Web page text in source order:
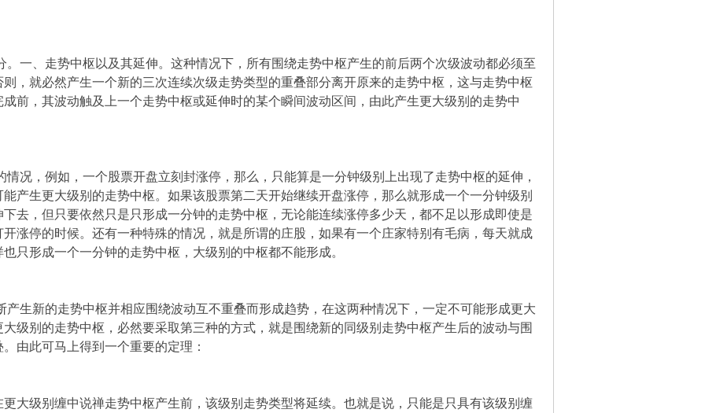
一、走势中枢以及其延伸。这种情况下，所有围绕走势中枢产生的前后两个次级波动都必须至
，就必然产生一个新的三次连续次级走势类型的重叠部分离开原来的走势中枢，这与走势中枢
前，其波动触及上一个走势中枢或延伸时的某个瞬间波动区间，由此产生更大级别的走势中
，例如，一个股票开盘立刻封涨停，那么，只能算是一分钟级别上出现了走势中枢的延伸，
产生更大级别的走势中枢。如果该股票第二天开始继续开盘涨停，那么就形成一个一分钟级别
去，但只要依然只是只形成一分钟的走势中枢，无论能连续涨停多少天，都不足以形成即使是
涨停的时候。还有一种特殊的情况，就是所谓的庄股，如果有一个庄家特别有毛病，每天就成
只形成一个一分钟的走势中枢，大级别的中枢都不能形成。
生新的走势中枢并相应围绕波动互不重叠而形成趋势，在这两种情况下，一定不可能形成更大
级别的走势中枢，必然要采取第三种的方式，就是围绕新的同级别走势中枢产生后的波动与围
由此可马上得到一个重要的定理：
大级别缠中说禅走势中枢产生前，该级别走势类型将延续。也就是说，只能是只具有该级别缠